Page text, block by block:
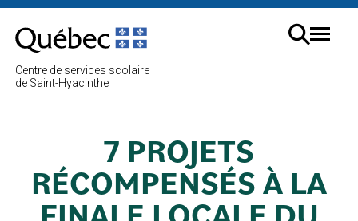
au
contenu
Centre de services scolaire
de Saint-Hyacinthe
Menu
7 PROJETS
RÉCOMPENSÉS À LA